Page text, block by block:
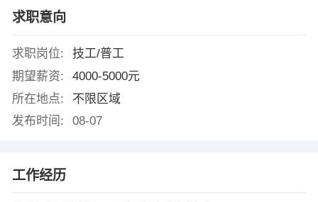
求职意向
求职岗位:
技工/普工
期望薪资:
4000-5000元
所在地点:
不限区域
发布时间:
08-07
工作经历